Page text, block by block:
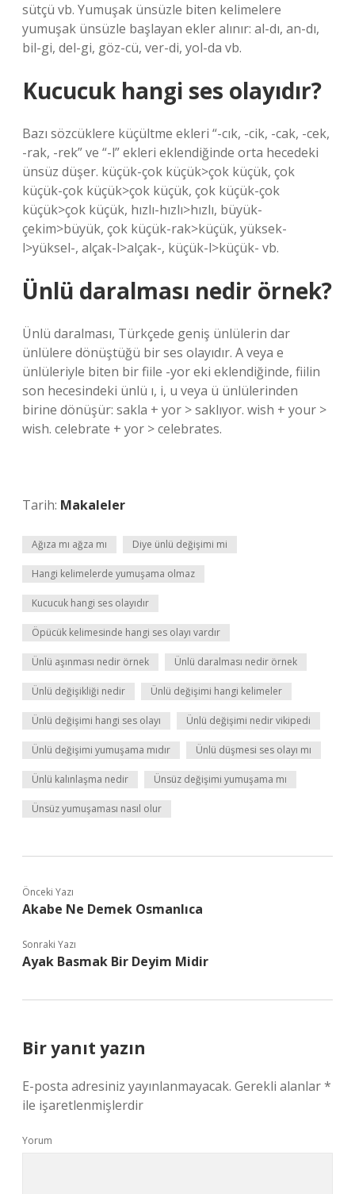
sütçü vb. Yumuşak ünsüzle biten kelimelere
yumuşak ünsüzle başlayan ekler alınır: al-dı, an-dı,
bil-gi, del-gi, göz-cü, ver-di, yol-da vb.
Kucucuk hangi ses olayıdır?
Bazı sözcüklere küçültme ekleri “-cık, -cik, -cak, -cek,
-rak, -rek” ve “-l” ekleri eklendiğinde orta hecedeki
ünsüz düşer. küçük-çok küçük>çok küçük, çok
küçük-çok küçük>çok küçük, çok küçük-çok
küçük>çok küçük, hızlı-hızlı>hızlı, büyük-
çekim>büyük, çok küçük-rak>küçük, yüksek-
l>yüksel-, alçak-l>alçak-, küçük-l>küçük- vb.
Ünlü daralması nedir örnek?
Ünlü daralması, Türkçede geniş ünlülerin dar
ünlülere dönüştüğü bir ses olayıdır. A veya e
ünlüleriyle biten bir fiile -yor eki eklendiğinde, fiilin
son hecesindeki ünlü ı, i, u veya ü ünlülerinden
birine dönüşür: sakla + yor > saklıyor. wish + your >
wish. celebrate + yor > celebrates.
Tarih: Makaleler
Ağıza mı ağza mı Diye ünlü değişimi mi
Hangi kelimelerde yumuşama olmaz
Kucucuk hangi ses olayıdır
Öpücük kelimesinde hangi ses olayı vardır
Ünlü aşınması nedir örnek Ünlü daralması nedir örnek
Ünlü değişikliği nedir Ünlü değişimi hangi kelimeler
Ünlü değişimi hangi ses olayı Ünlü değişimi nedir vikipedi
Ünlü değişimi yumuşama mıdır Ünlü düşmesi ses olayı mı
Ünlü kalınlaşma nedir Ünsüz değişimi yumuşama mı
Ünsüz yumuşaması nasıl olur
Önceki Yazı
Akabe Ne Demek Osmanlıca
Sonraki Yazı
Ayak Basmak Bir Deyim Midir
Bir yanıt yazın
E-posta adresiniz yayınlanmayacak. Gerekli alanlar*
ile işaretlenmişlerdir
Yorum